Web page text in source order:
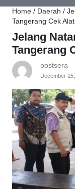
Home / Daerah /
Tangerang Cek
Jelang
Tangerang
postsera
December